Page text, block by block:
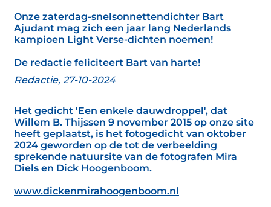
Onze zaterdag-snelsonnettendichter Bart
Ajudant mag zich een jaar lang Nederlands
kampioen Light Verse-dichten noemen!
De redactie feliciteert Bart van harte!
Redactie, 27-10-2024
Het gedicht 'Een enkele dauwdroppel', dat
Willem B. Thijssen 9 november 2015 op onze site
heeft geplaatst, is het fotogedicht van oktober
2024 geworden op de tot de verbeelding
sprekende natuursite van de fotografen Mira
Diels en Dick Hoogenboom.
www.dickenmirahoogenboom.nl